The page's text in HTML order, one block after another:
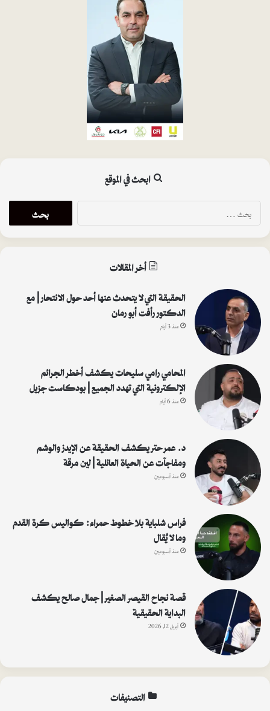
ابحث في الموقع
ب
ح
:
أخر المقالات
الحقيقة التي لا يتحدث عنها أحد حول الانتحار | مع
الدكتور رأفت أبو رمان
منذ 3 أيام
المحامي رامي سليحات يكشف أخطر الجرائم
الإلكترونية التي تهدد الجميع | بودكاست جزيل
منذ 6 أيام
د. عمر حتر يكشف الحقيقة عن الإيدز والوشم
ومفاجآت عن الحياة العائلية | لين مرقة
منذ أسبوعين
فراس شلباية بلا خطوط حمراء: كواليس كرة القدم
وما لا يُقال
منذ أسبوعين
قصة نجاح القيصر الصغير | جمال صالح يكشف
البداية الحقيقية
أبريل 12, 2026
التصنيفات